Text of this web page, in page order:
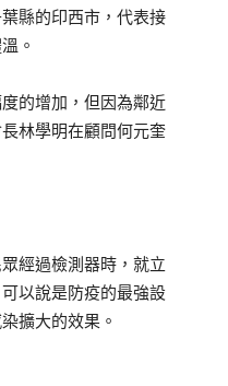
縣的印西市，代表接
。
的增加，但因為鄰近
林學明在顧問何元奎
經過檢測器時，就立
以說是防疫的最強設
擴大的效果。